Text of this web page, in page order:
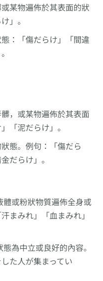
某物遍佈於其表面的狀
」。
：「傷だらけ」「間違
，或某物遍佈於其表面
「泥だらけ」。
態。例句：「傷だら
だらけ」。
體或粉狀物質遍佈全身或
まみれ」「血まみれ」
為中立或良好的內容。
た人が集まってい